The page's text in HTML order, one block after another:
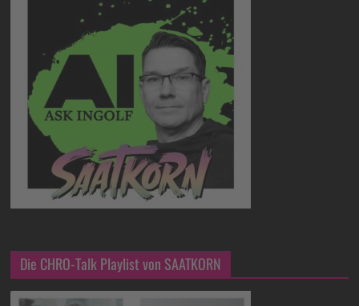
Die CHRO-Talk Playlist von SAATKORN